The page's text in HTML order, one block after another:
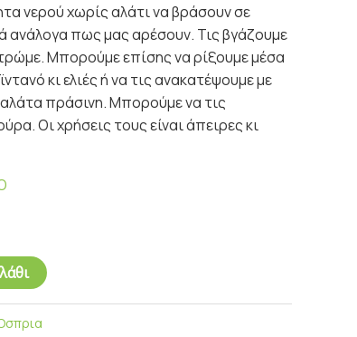
νερού χωρίς αλάτι να βράσουν σε
πως μας αρέσουν. Τις βγάζουμε
τρώμε. Μπορούμε επίσης να ρίξουμε μέσα
κι ελιές ή να τις ανακατέψουμε με
πράσινη. Μπορούμε να τις
Οι χρήσεις τους είναι άπειρες κι